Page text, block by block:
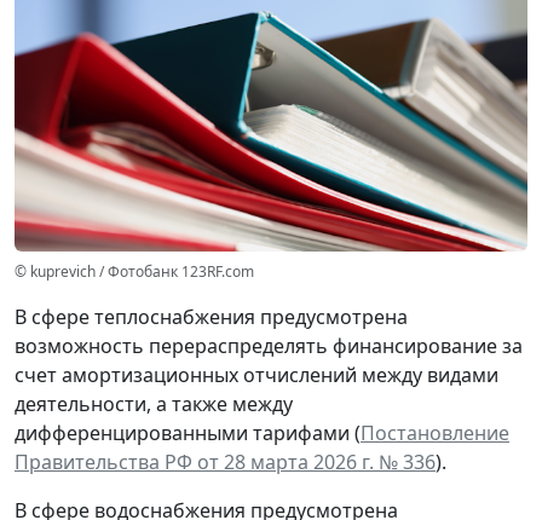
© kuprevich / Фотобанк 123RF.com
В сфере теплоснабжения предусмотрена
возможность перераспределять финансирование за
счет амортизационных отчислений между видами
деятельности, а также между
дифференцированными тарифами (Постановление
Правительства РФ от 28 марта 2026 г. № 336).
В сфере водоснабжения предусмотрена